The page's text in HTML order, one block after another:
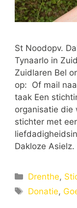
St Noodopv.
Tynaarlo in
Zuidlaren Bel
op: Of mail
taak Een
organisatie die
stichter met
Dakloze
Categorieën
Drenthe,
Tags
Donatie,